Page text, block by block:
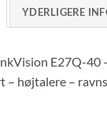
YDERLIGERE
E27Q-40
– højtalere –